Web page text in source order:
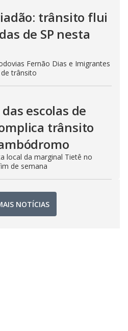
trânsito flui
de SP nesta
Fernão Dias e Imigrantes
trânsito
escolas de
trânsito
local da marginal Tietê no
de semana
NOTÍCIAS